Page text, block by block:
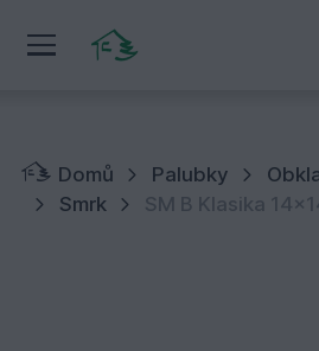
Domů Palubky
Smrk
SM B Klasika